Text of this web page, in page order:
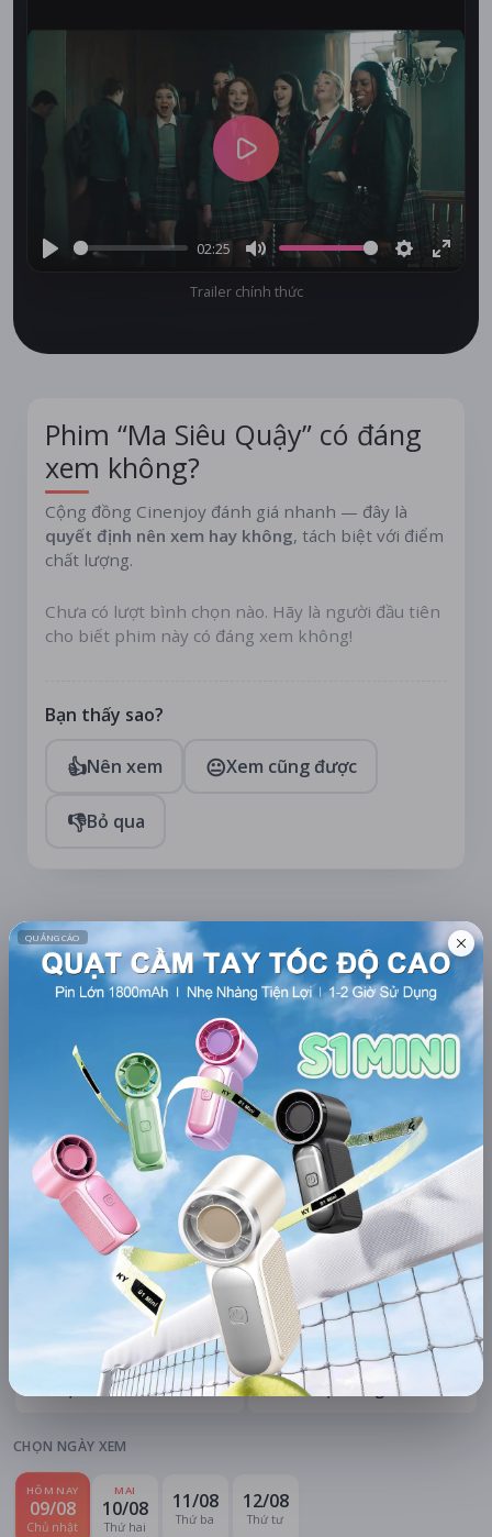
02:25
Mute Settings
Play
Trailer chính thức
Phim “Ma Siêu Quậy” có đáng
xem không?
Cộng đồng Cinenjoy đánh giá nhanh — đây là
quyết định nên xem hay không, tách biệt với điểm
chất lượng.
Chưa có lượt bình chọn nào. Hãy là người đầu tiên
cho biết phim này có đáng xem không!
Bạn thấy sao?
👍Nên xem 😐Xem cũng được
👎Bỏ qua
TÀI TRỢ
Quạt mini GOOJODOQ 4000
mAh di động
Khuyến mãi + free ship
Xem khuyến mãi
Chi tiết
LỊCH CHIẾU BÌNH LUẬN ĐÁNH GIÁ TIN TỨC
HỆ THỐNG RẠP
Tất cả hệ thống
CHỌN NGÀY XEM
HÔM NAY
09/08
Chủ nhật
MAI
10/08
Thứ hai
11/08
Thứ ba
12/08
Thứ tư